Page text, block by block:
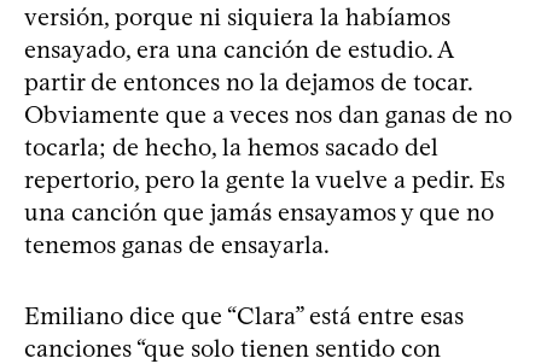
versión, porque ni siquiera la habíamos
ensayado, era una canción de estudio. A
partir de entonces no la dejamos de tocar.
Obviamente que a veces nos dan ganas de no
tocarla; de hecho, la hemos sacado del
repertorio, pero la gente la vuelve a pedir. Es
una canción que jamás ensayamos y que no
tenemos ganas de ensayarla.
Emiliano dice que “Clara” está entre esas
canciones “que solo tienen sentido con